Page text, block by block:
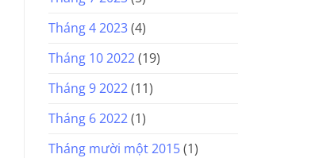
Tháng 4 2023(4)
Tháng 10 2022(19)
Tháng 9 2022(11)
Tháng 6 2022(1)
Tháng mười một 2015(1)